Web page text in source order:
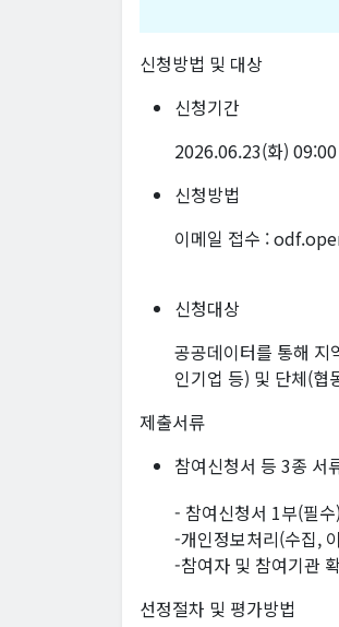
신청방법 및 대상
신청기간
2026.06.23(화)
신청방법
이메일 접수 :
신청대상
공공데이터를 통해 지
인기업 등) 및 단체(협
제출서류
참여신청서 등 3종 서
- 참여신청서 1부(필수)
-개인정보처리(수집,
-참여자 및 참여기관
선정절차 및 평가방법